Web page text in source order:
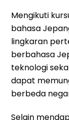
Mengikuti
bahasa
lingkaran
berbahasa
teknologi
dapat
berbeda
Selain